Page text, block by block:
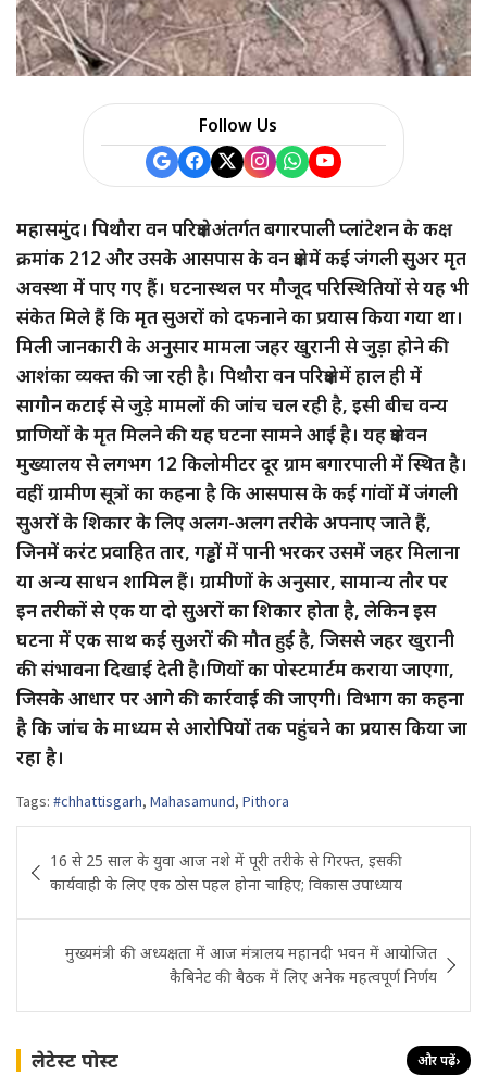
Follow Us
महासमुंद। पिथौरा वन परिक्षेत्र अंतर्गत बगारपाली प्लांटेशन के कक्ष
क्रमांक 212 और उसके आसपास के वन क्षेत्र में कई जंगली सुअर मृत
अवस्था में पाए गए हैं। घटनास्थल पर मौजूद परिस्थितियों से यह भी
संकेत मिले हैं कि मृत सुअरों को दफनाने का प्रयास किया गया था।
मिली जानकारी के अनुसार मामला जहर खुरानी से जुड़ा होने की
आशंका व्यक्त की जा रही है। पिथौरा वन परिक्षेत्र में हाल ही में
सागौन कटाई से जुड़े मामलों की जांच चल रही है, इसी बीच वन्य
प्राणियों के मृत मिलने की यह घटना सामने आई है। यह क्षेत्र वन
मुख्यालय से लगभग 12 किलोमीटर दूर ग्राम बगारपाली में स्थित है।
वहीं ग्रामीण सूत्रों का कहना है कि आसपास के कई गांवों में जंगली
सुअरों के शिकार के लिए अलग-अलग तरीके अपनाए जाते हैं,
जिनमें करंट प्रवाहित तार, गड्ढों में पानी भरकर उसमें जहर मिलाना
या अन्य साधन शामिल हैं। ग्रामीणों के अनुसार, सामान्य तौर पर
इन तरीकों से एक या दो सुअरों का शिकार होता है, लेकिन इस
घटना में एक साथ कई सुअरों की मौत हुई है, जिससे जहर खुरानी
की संभावना दिखाई देती है।णियों का पोस्टमार्टम कराया जाएगा,
जिसके आधार पर आगे की कार्रवाई की जाएगी। विभाग का कहना
है कि जांच के माध्यम से आरोपियों तक पहुंचने का प्रयास किया जा
रहा है।
Tags: #chhattisgarh, Mahasamund, Pithora
navigation
16 से 25 साल के युवा आज नशे में पूरी तरीके से गिरफ्त, इसकी
कार्यवाही के लिए एक ठोस पहल होना चाहिए; विकास उपाध्याय
मुख्यमंत्री की अध्यक्षता में आज मंत्रालय महानदी भवन में आयोजित
कैबिनेट की बैठक में लिए अनेक महत्वपूर्ण निर्णय
लेटेस्ट पोस्ट और पढ़ें›